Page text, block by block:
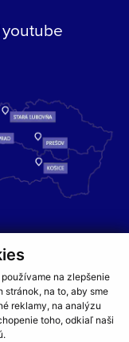
na zlepšenie
na to, aby sme
reklamy, na analýzu
toho, odkiaľ naši
youtube
s liečivou silou
dušu.
LÍSTOK